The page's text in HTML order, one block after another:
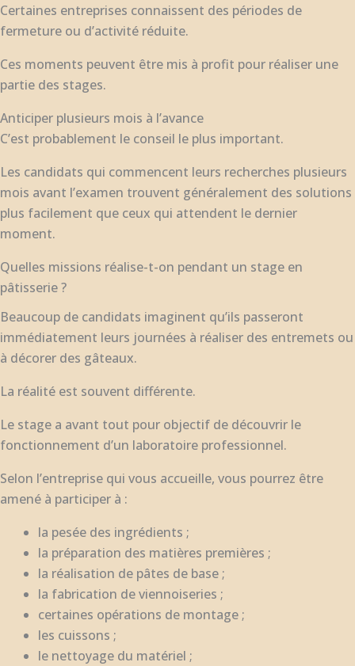
Certaines entreprises connaissent des périodes de
fermeture ou d’activité réduite.
Ces moments peuvent être mis à profit pour réaliser une
partie des stages.
Anticiper plusieurs mois à l’avance
C’est probablement le conseil le plus important.
Les candidats qui commencent leurs recherches plusieurs
mois avant l’examen trouvent généralement des solutions
plus facilement que ceux qui attendent le dernier
moment.
Quelles missions réalise-t-on pendant un stage en
pâtisserie ?
Beaucoup de candidats imaginent qu’ils passeront
immédiatement leurs journées à réaliser des entremets ou
à décorer des gâteaux.
La réalité est souvent différente.
Le stage a avant tout pour objectif de découvrir le
fonctionnement d’un laboratoire professionnel.
Selon l’entreprise qui vous accueille, vous pourrez être
amené à participer à :
la pesée des ingrédients ;
la préparation des matières premières ;
la réalisation de pâtes de base ;
la fabrication de viennoiseries ;
certaines opérations de montage ;
les cuissons ;
le nettoyage du matériel ;